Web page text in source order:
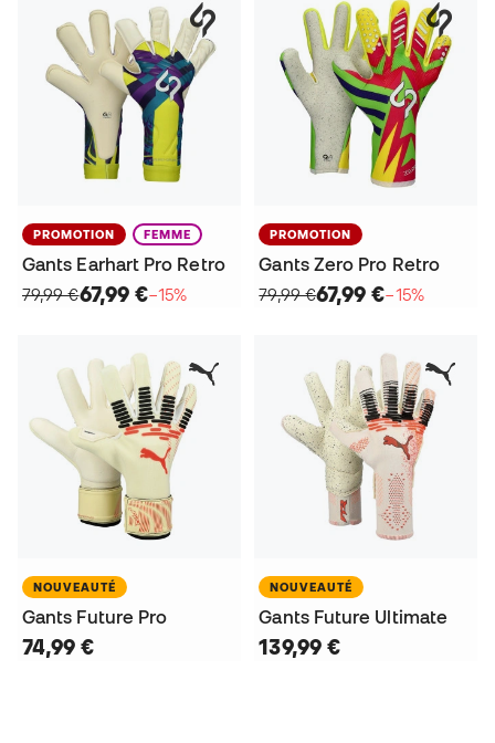
PROMOTION FEMME
Gants Earhart Pro Retro
79,99 €67,99 €−15%
PROMOTION
Gants Zero Pro Retro
79,99 €67,99 €−15%
NOUVEAUTÉ
Gants Future Pro
74,99 €
NOUVEAUTÉ
Gants Future Ultimate
139,99 €